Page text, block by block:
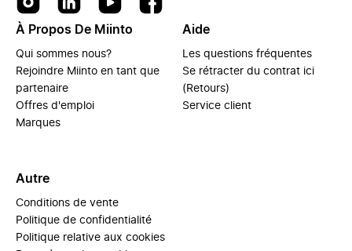
À Propos De Miinto
Qui sommes nous?
Rejoindre Miinto en tant que
partenaire
Offres d'emploi
Marques
Aide
Les questions fréquentes
Se rétracter du contrat ici
(Retours)
Service client
Autre
Conditions de vente
Politique de confidentialité
Politique relative aux cookies